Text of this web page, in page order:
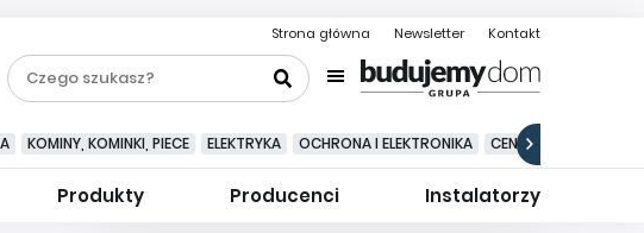
Strona główna Newsletter Kontakt
KOMINY, KOMINKI, PIECE ELEKTRYKA OCHRONA I ELEKTRONIKA CENTRALNE
Produkty Producenci Instalatorzy